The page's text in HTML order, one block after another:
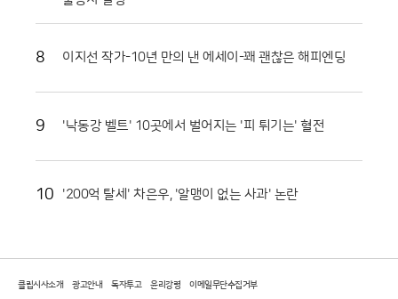
쾌적하게 축제를 즐길 수 있도록 지원할 방침이다. 야간에는 군악대 공연
과 지역 예술인들의 무대가 이어지며 축제의 밤을 더욱 화려하게 수놓을
행사는 농촌 축제가 나아가야 할 지속 가능한 방향을 제시하고 있다. 붉은
8 이지선 작가-10년 만의 낸 에세이-꽤 괜찮은 해피엔딩
9 '낙동강 벨트' 10곳에서 벌어지는 '피 튀기는' 혈전
10 '200억 탈세' 차은우, '알맹이 없는 사과' 논란
클립시사소개 광고안내 독자투고 윤리강령 이메일무단수집거부